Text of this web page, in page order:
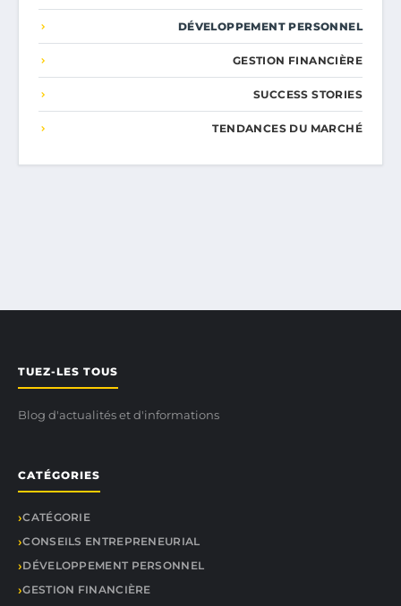
DÉVELOPPEMENT PERSONNEL
GESTION FINANCIÈRE
SUCCESS STORIES
TENDANCES DU MARCHÉ
TUEZ-LES TOUS
Blog d'actualités et d'informations
CATÉGORIES
CATÉGORIE
CONSEILS ENTREPRENEURIAL
DÉVELOPPEMENT PERSONNEL
GESTION FINANCIÈRE